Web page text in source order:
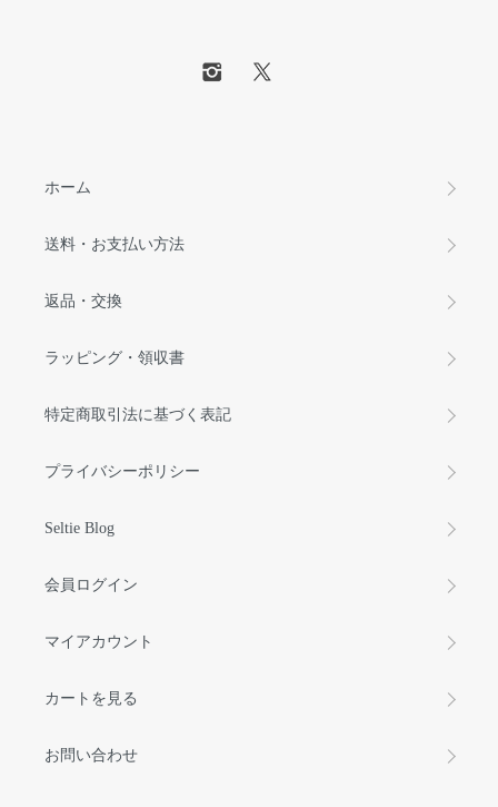
ホーム
送料・お支払い方法
返品・交換
ラッピング・領収書
特定商取引法に基づく表記
プライバシーポリシー
Seltie Blog
会員ログイン
マイアカウント
カートを見る
お問い合わせ